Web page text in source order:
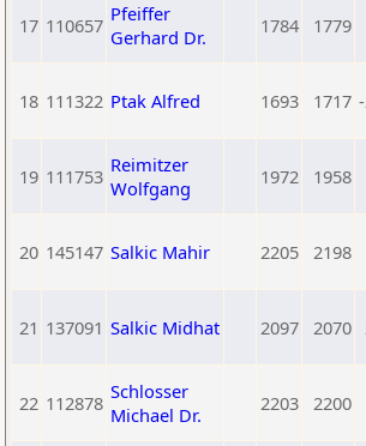
17 110657 Pfeiffer
Gerhard Dr.
1784 1779
18 111322 Ptak Alfred 1693 1717
19 111753 Reimitzer
Wolfgang
1972 1958
20 145147 Salkic Mahir 2205 2198
21 137091 Salkic Midhat 2097 2070
22 112878 Schlosser
Michael Dr.
2203 2200